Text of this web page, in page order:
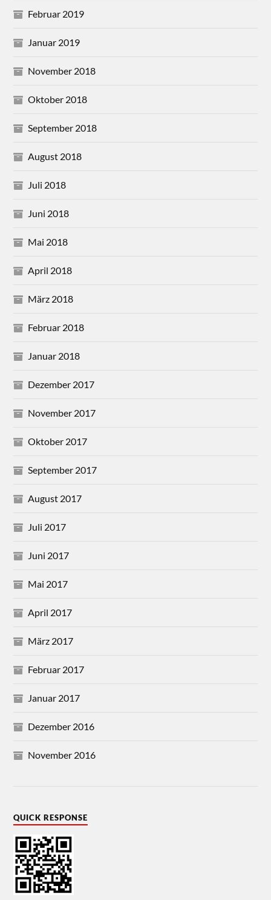
Februar 2019
Januar 2019
November 2018
Oktober 2018
September 2018
August 2018
Juli 2018
Juni 2018
Mai 2018
April 2018
März 2018
Februar 2018
Januar 2018
Dezember 2017
November 2017
Oktober 2017
September 2017
August 2017
Juli 2017
Juni 2017
Mai 2017
April 2017
März 2017
Februar 2017
Januar 2017
Dezember 2016
November 2016
QUICK RESPONSE